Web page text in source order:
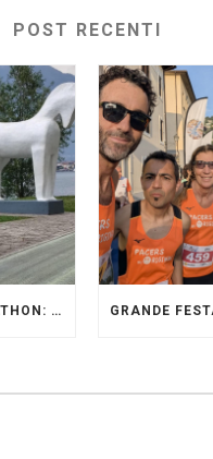
POST RECENTI
LAGO D’ISEO HALF MARATHON: ORIGINALI PRESENTI